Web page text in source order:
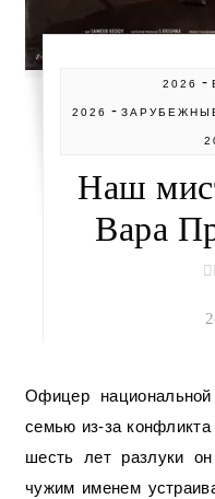
2026 -
2026 -
Наш
Вара
Офицер национальной безопасности Прасад теряет
семью из-за
шесть лет разлуки
чужим именем